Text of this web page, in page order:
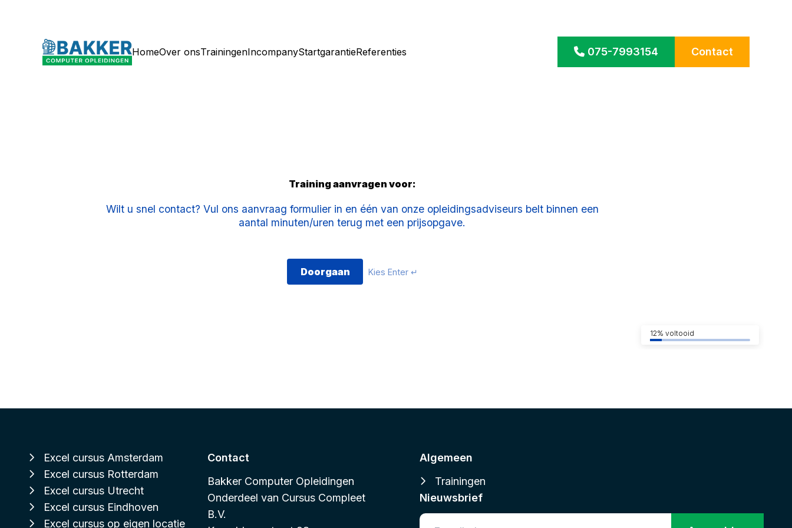
HomeOver onsTrainingenIncompanyStartgarantieReferenties 075-7993154 Contact
Training aanvragen voor:
Wilt u snel contact? Vul ons aanvraag formulier in en één van onze opleidingsadviseurs belt binnen een
aantal minuten/uren terug met een prijsopgave.
Doorgaan Kies Enter ↵
12% voltooid
Excel cursus Amsterdam
Excel cursus Rotterdam
Excel cursus Utrecht
Excel cursus Eindhoven
Excel cursus op eigen locatie
Contact
Bakker Computer Opleidingen
Onderdeel van Cursus Compleet
B.V.
Algemeen
Trainingen
Nieuwsbrief